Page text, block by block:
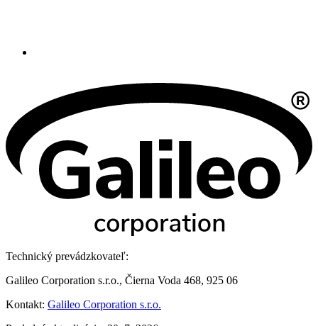
Technický prevádzkovateľ:
Galileo Corporation s.r.o., Čierna Voda 468, 925 06
Kontakt: Galileo Corporation s.r.o.